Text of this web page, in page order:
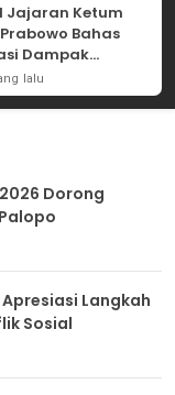
Jajaran Ketum
Bahas
Dampak
Dunia Usia
AS
lalu
Dorong
Langkah
Sosial